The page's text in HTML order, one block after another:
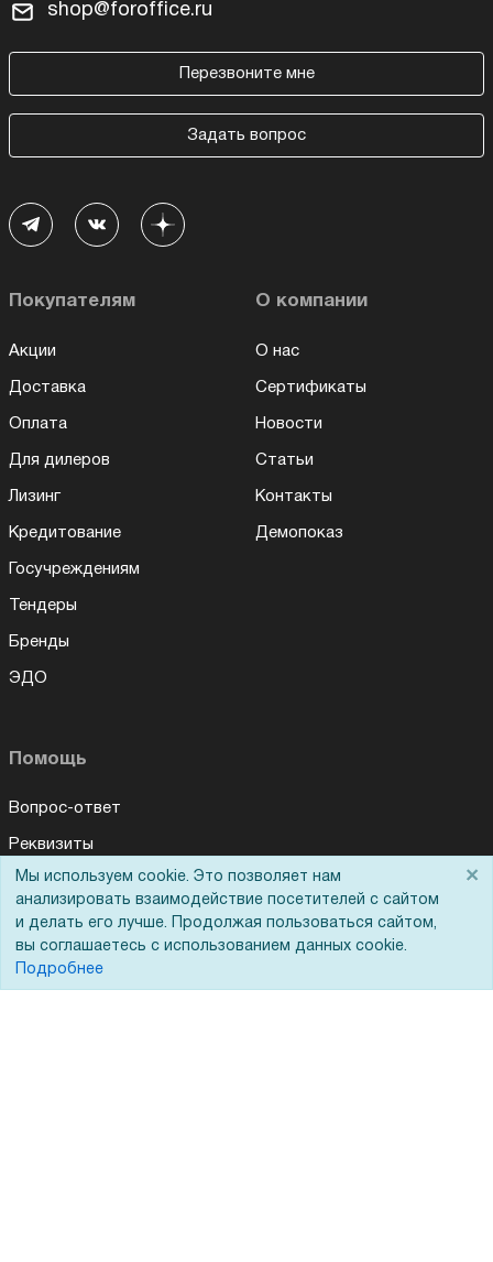
shop@foroffice.ru
Перезвоните мне
Задать вопрос
Покупателям
Акции
Доставка
Оплата
Для дилеров
Лизинг
Кредитование
Госучреждениям
Тендеры
Бренды
ЭДО
О компании
О нас
Сертификаты
Новости
Статьи
Контакты
Демопоказ
Помощь
Вопрос-ответ
Реквизиты
Гарантии и возврат
Сервисный центр
Вакансии
Обратная связь
Мы используем cookie. Это позволяет нам
анализировать взаимодействие посетителей с сайтом
и делать его лучше. Продолжая пользоваться сайтом,
вы соглашаетесь с использованием данных cookie.
Подробнее
×